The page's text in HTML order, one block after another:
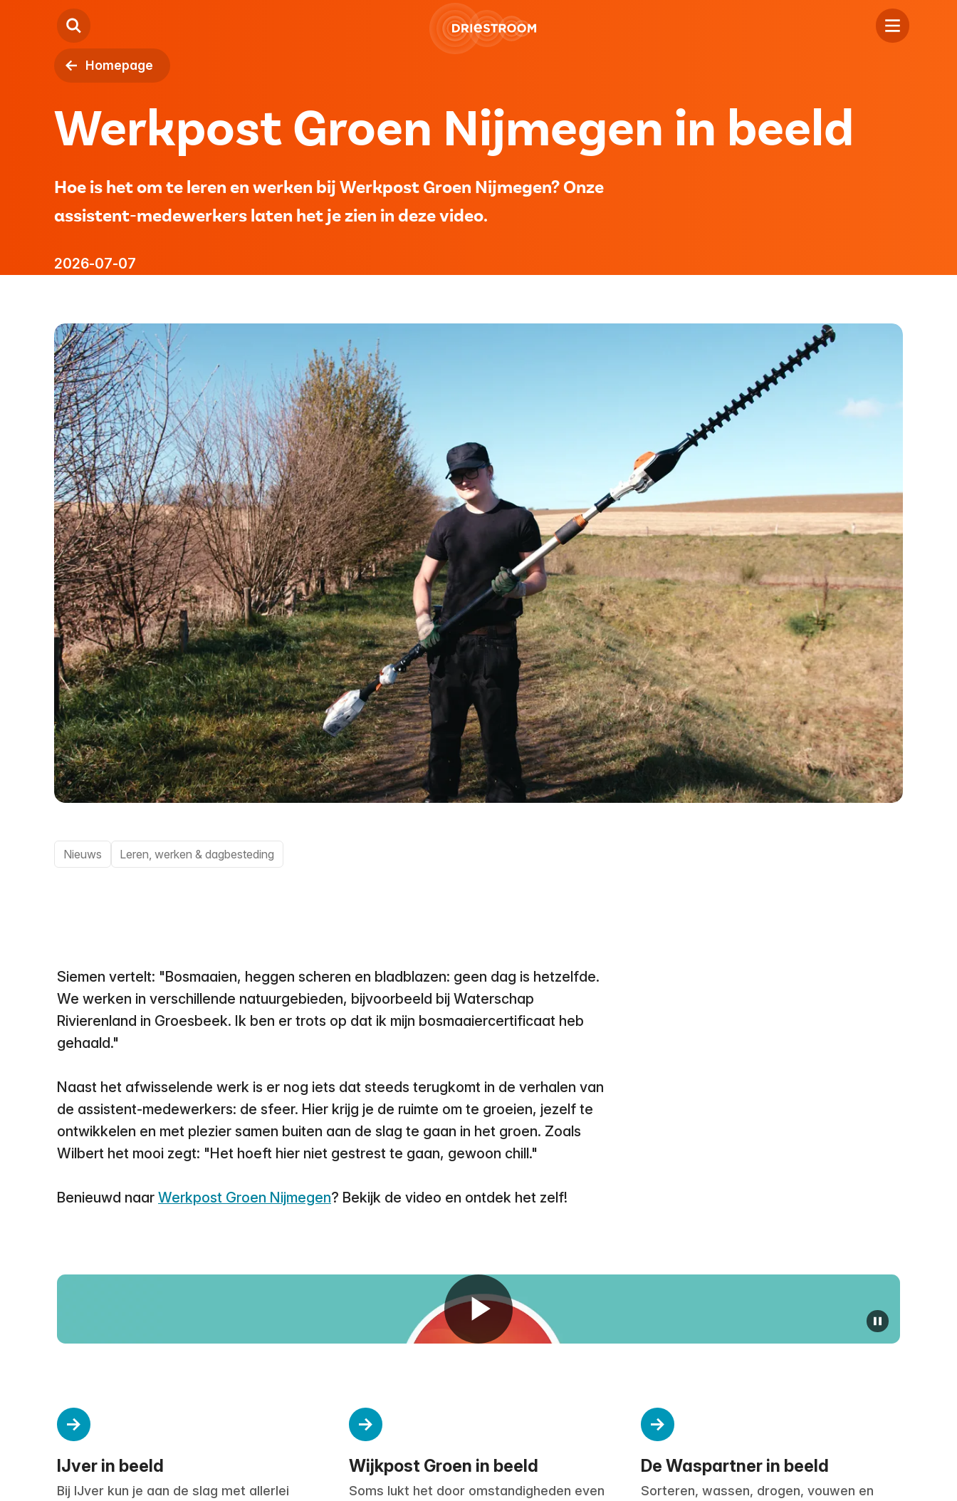
Jeugd
Locaties
Verwijzers
Behandelcentrum
Vacatures9
Vertalen Voorlezen
Homepage
Werkpost Groen Nijmegen in beeld
2026-07-07
Nieuws Leren, werken & dagbesteding
Hoe is het om te leren en werken bij Werkpost Groen Nijmegen? Onze
assistent-medewerkers laten het je zien in deze video.
Siemen vertelt: "Bosmaaien, heggen scheren en bladblazen: geen dag is hetzelfde.
We werken in verschillende natuurgebieden, bijvoorbeeld bij Waterschap
Rivierenland in Groesbeek. Ik ben er trots op dat ik mijn bosmaaiercertificaat heb
gehaald."
Naast het afwisselende werk is er nog iets dat steeds terugkomt in de verhalen van
de assistent-medewerkers: de sfeer. Hier krijg je de ruimte om te groeien, jezelf te
ontwikkelen en met plezier samen buiten aan de slag te gaan in het groen. Zoals
Wilbert het mooi zegt: "Het hoeft hier niet gestrest te gaan, gewoon chill."
Benieuwd naar Werkpost Groen Nijmegen? Bekijk de video en ontdek het zelf!
pauzeer
IJver in beeld
Bij IJver kun je aan de slag met allerlei
Wijkpost Groen in beeld
Soms lukt het door omstandigheden even
De Waspartner in beeld
Sorteren, wassen, drogen, vouwen en